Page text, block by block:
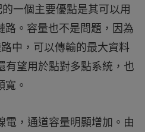
一個主要優點是其可以用
。容量也不是問題，因為
中，可以傳輸的最大資料
有望用於點對多點系統，也
。
電，通道容量明顯增加。由